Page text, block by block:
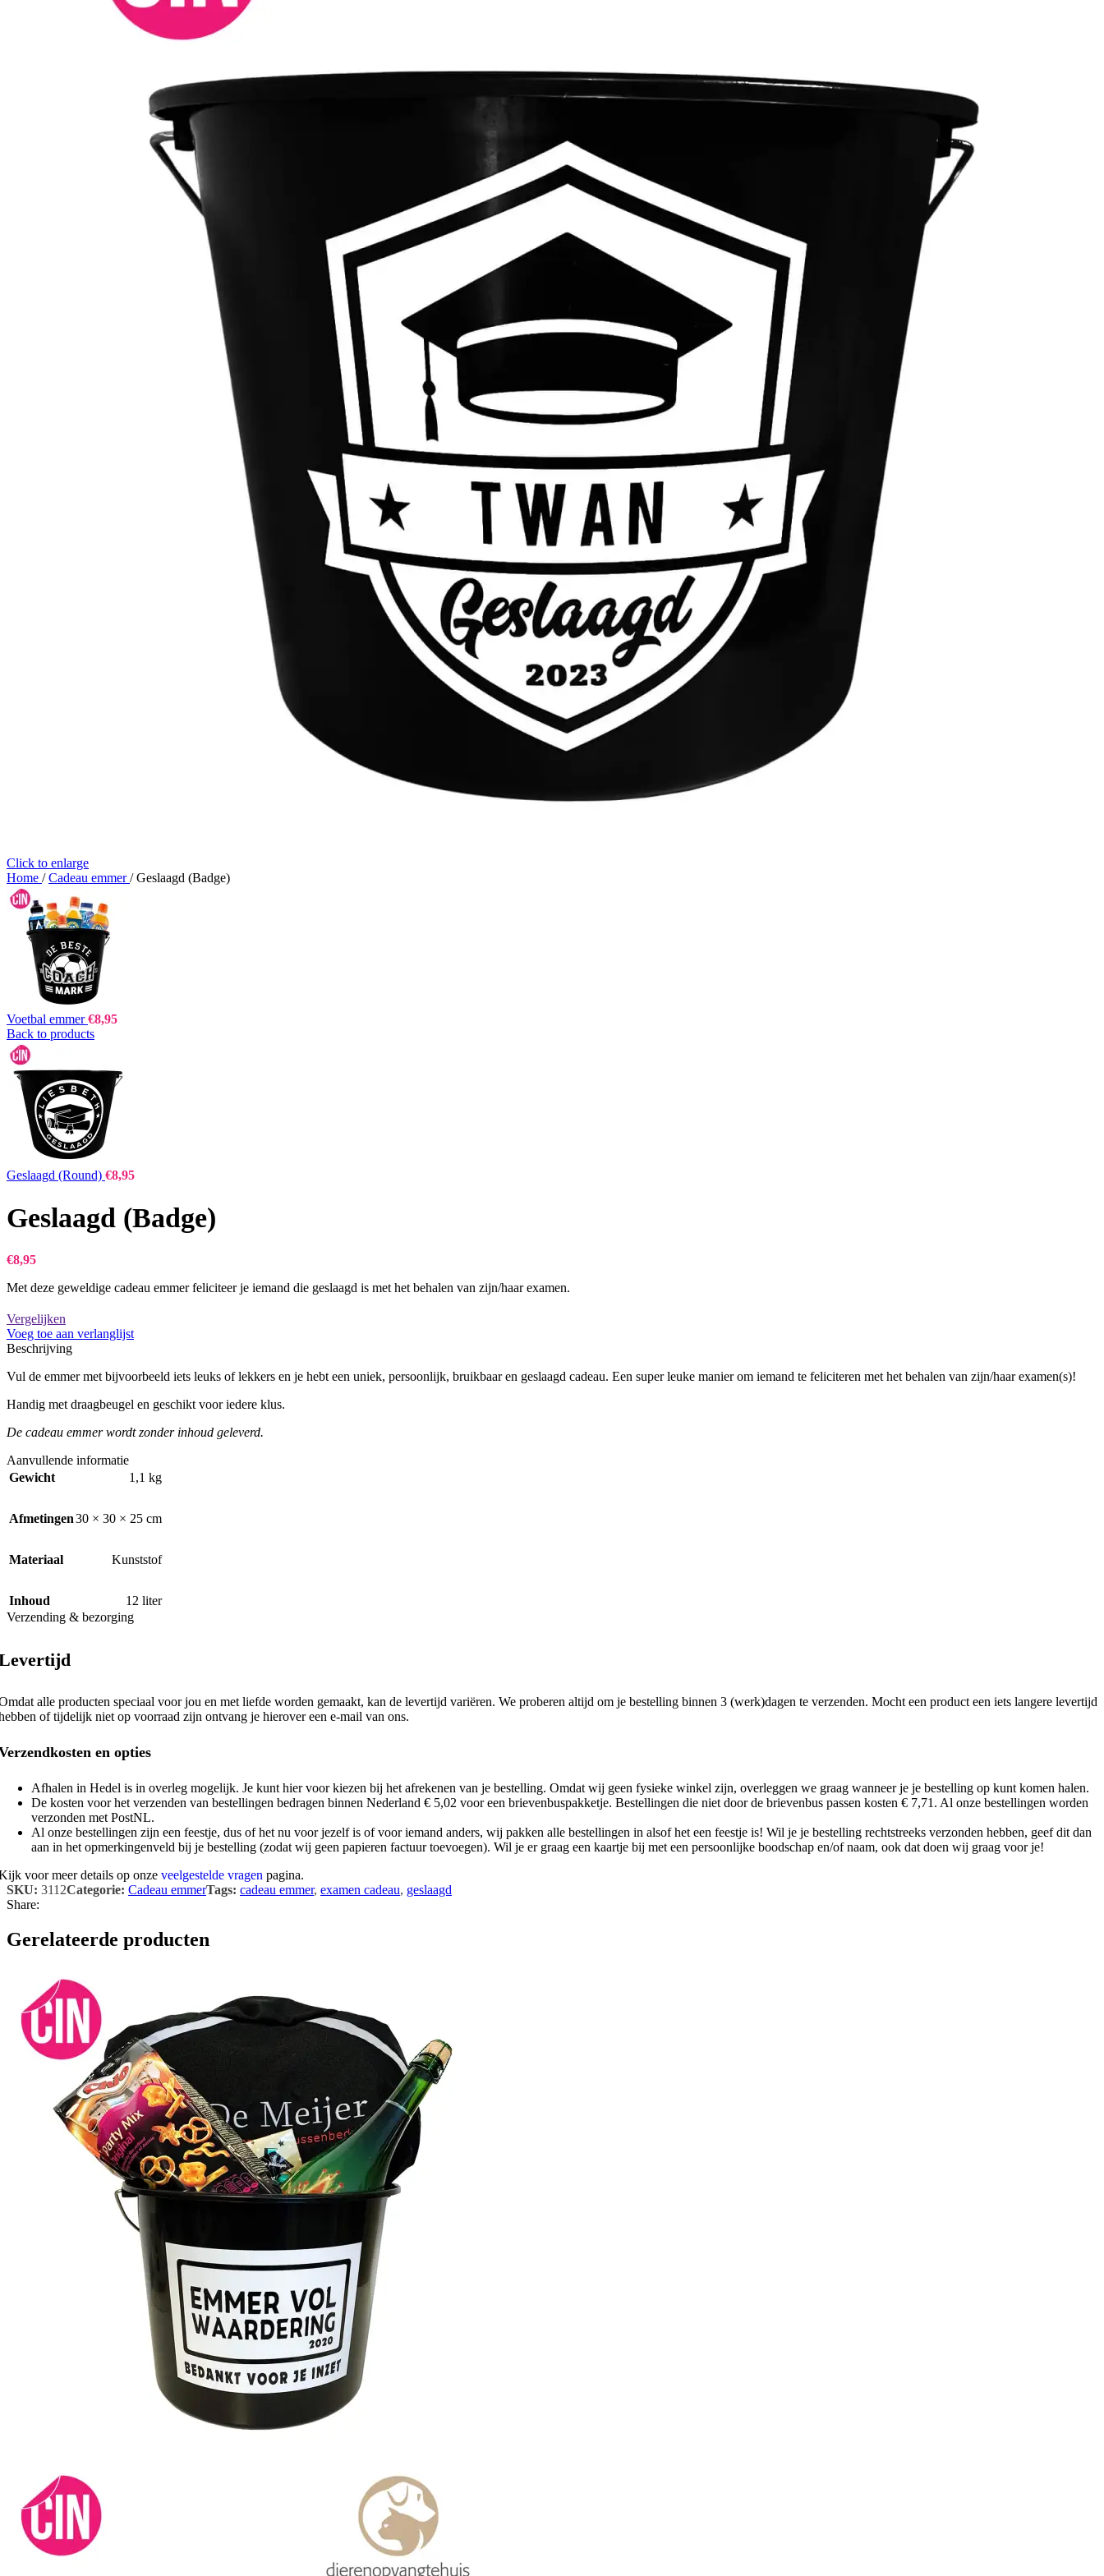
Click to enlarge
Home / Cadeau emmer/ Geslaagd (Badge)
Voetbal emmer€8,95
Back to products
Geslaagd (Round) €8,95
Geslaagd (Badge)
€8,95
Met deze geweldige cadeau emmer feliciteer je iemand die geslaagd is met het behalen van zijn/haar examen.
Vergelijken
Voeg toe aan verlanglijst
Beschrijving
Vul de emmer met bijvoorbeeld iets leuks of lekkers en je hebt een uniek, persoonlijk, bruikbaar en geslaagd cadeau. Een super leuke manier om iemand te feliciteren met het behalen van zijn/haar examen(s)!
Handig met draagbeugel en geschikt voor iedere klus.
De cadeau emmer wordt zonder inhoud geleverd.
Aanvullende informatie
Gewicht
1,1 kg
Afmetingen30 × 30 × 25 cm
Materiaal Kunststof
Inhoud
12 liter
Verzending & bezorging
alle producten speciaal voor jou en met liefde worden gemaakt, kan de levertijd variëren. We proberen altijd om je bestelling binnen 3 (werk)dagen te verzenden. Mocht een product een iets langere levertijd
of tijdelijk niet op voorraad zijn ontvang je hierover een e-mail van ons.
en opties
Afhalen in Hedel is in overleg mogelijk. Je kunt hier voor kiezen bij het afrekenen van je bestelling. Omdat wij geen fysieke winkel zijn, overleggen we graag wanneer je je bestelling op kunt komen halen.
De kosten voor het verzenden van bestellingen bedragen binnen Nederland € 5,02 voor een brievenbuspakketje. Bestellingen die niet door de brievenbus passen kosten € 7,71. Al onze bestellingen worden
verzonden met PostNL.
Al onze bestellingen zijn een feestje, dus of het nu voor jezelf is of voor iemand anders, wij pakken alle bestellingen in alsof het een feestje is! Wil je je bestelling rechtstreeks verzonden hebben, geef dit dan
aan in het opmerkingenveld bij je bestelling (zodat wij geen papieren factuur toevoegen). Wil je er graag een kaartje bij met een persoonlijke boodschap en/of naam, ook dat doen wij graag voor je!
voor meer details op onze veelgestelde vragen pagina.
SKU: 3112Categorie: Cadeau emmerTags: cadeau emmer, examen cadeau, geslaagd
Share:
Gerelateerde producten